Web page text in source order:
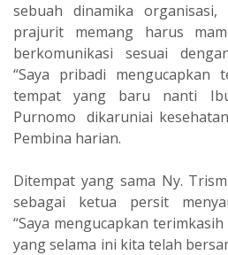
sebuah dinamika
prajurit memang harus
berkomunikasi sesuai
“Saya pribadi mengucapkan
tempat yang baru nanti
Purnomo dikaruniai
Pembina harian.
Ditempat yang sama Ny.
sebagai ketua persit
“Saya mengucapkan
yang selama ini kita telah